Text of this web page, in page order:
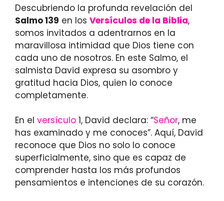
Descubriendo la profunda revelación del
Salmo 139 en los Versículos de la Biblia,
somos invitados a adentrarnos en la
maravillosa intimidad que Dios tiene con
cada uno de nosotros. En este Salmo, el
salmista David expresa su asombro y
gratitud hacia Dios, quien lo conoce
completamente.
En el versículo 1, David declara: “Señor, me
has examinado y me conoces”. Aquí, David
reconoce que Dios no solo lo conoce
superficialmente, sino que es capaz de
comprender hasta los más profundos
pensamientos e intenciones de su corazón.